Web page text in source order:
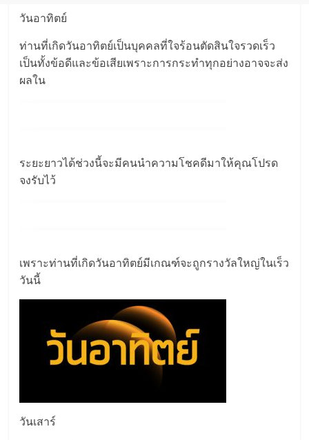
วันอาทิตย์
ท่านที่เกิดวันอาทิตย์เป็นบุคคลที่ใจร้อนตัดสินใจรวดเร็ว
เป็นทั้งข้อดีและข้อเสียเพราะการกระทำทุกอย่างอาจจะส่ง
ผลใน
ระยะยาวได้ช่วงนี้จะมีคนนำความโชคดีมาให้คุณโปรด
จงรับไว้
เพราะท่านที่เกิดวันอาทิตย์มีเกณฑ์จะถูกรางวัลใหญ่ในเร็ว
วันนี้
วันเสาร์